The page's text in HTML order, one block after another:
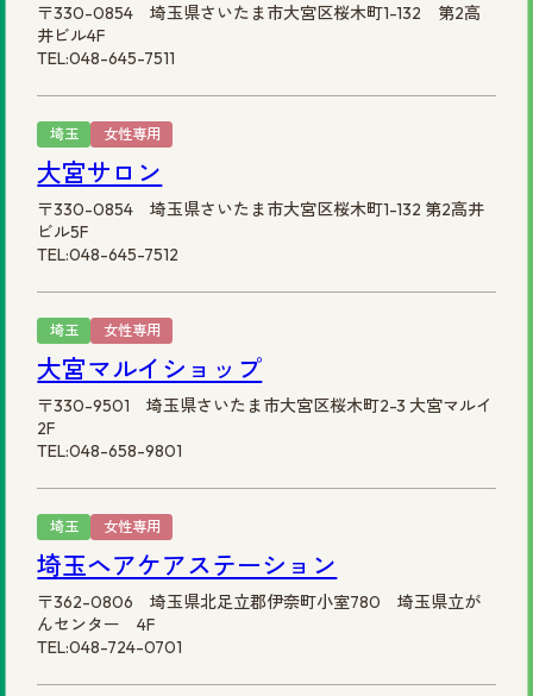
〒330-0854 埼玉県さいたま市大宮区桜木町1-132 第2高
井ビル4F
TEL:048-645-7511
埼玉 女性専用
大宮サロン
〒330-0854 埼玉県さいたま市大宮区桜木町1-132 第2高井
ビル5F
TEL:048-645-7512
埼玉 女性専用
大宮マルイショップ
〒330-9501 埼玉県さいたま市大宮区桜木町2-3 大宮マルイ
2F
TEL:048-658-9801
埼玉 女性専用
埼玉ヘアケアステーション
〒362-0806 埼玉県北足立郡伊奈町小室780 埼玉県立が
んセンター 4F
TEL:048-724-0701